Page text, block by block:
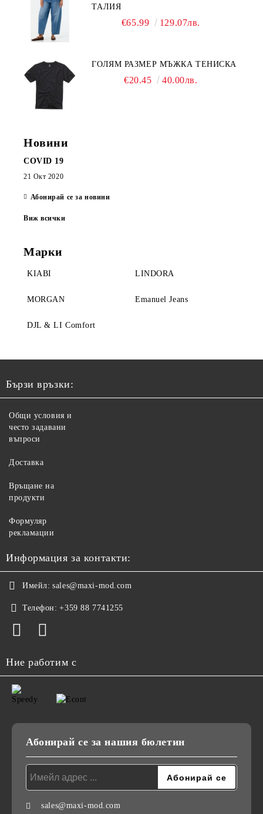
ТАЛИЯ
€65.99 129.07лв.
ГОЛЯМ РАЗМЕР МЪЖКА ТЕНИСКА
€20.45 40.00лв.
Новини
COVID 19
21 Окт 2020
Абонирай се за новини
Виж всички
Марки
KIABI LINDORA
MORGAN Emanuel Jeans
DJL & LI Comfort
Бързи връзки:
Общи условия и
често задавани
въпроси
Доставка
Връщане на
продукти
Формуляр
рекламации
Информация за контакти:
Имейл: sales@maxi-mod.com
Телефон: +359 88 7741255
Ние работим с
Абонирай се за нашия бюлетин
sales@maxi-mod.com